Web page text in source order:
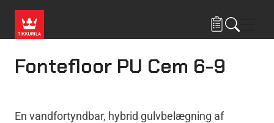
Fontefloor PU Cem 6-9
En vandfortyndbar, hybrid gulvbelægning af